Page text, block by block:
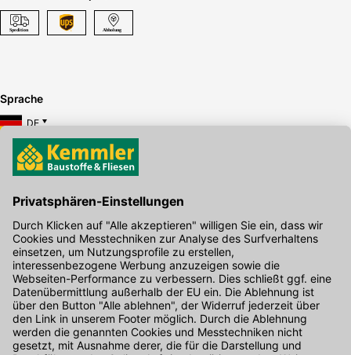
Sprache
DE
Hier gibt's die kostenlose App
Kontakt
Unser Onlineshop Team ist montags bis freitags von 08:00 - 17:00
Uhr unter der Telefonnummer07071 / 151-151für Sie erreichbar.